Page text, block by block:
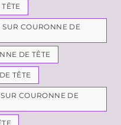
COURONNE DE
DE TÊTE
TÊTE
COURONNE DE